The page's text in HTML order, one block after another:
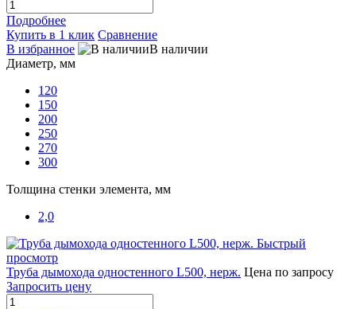
Подробнее
Купить в 1 клик Сравнение
В избранное
В наличии
Диаметр, мм
120
150
200
250
270
300
Толщина стенки элемента, мм
2,0
Быстрый
просмотр
Труба дымохода одностенного L500, нерж. Цена по запросу
Запросить цену